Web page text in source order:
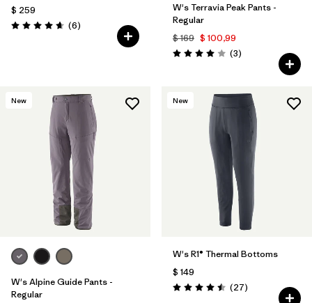
$ 259
Valoración: 4.7 / 5
(6Comentarios
)
W's Terravia Peak Pants -
Regular
$ 169 $ 100,99
Valoración: 4.0 / 5
(3Comentarios
)
New
W's Alpine Guide Pants -
Regular
New
W's R1® Thermal Bottoms
$ 149
Valoración: 4.5 / 5
(27Comentarios
)